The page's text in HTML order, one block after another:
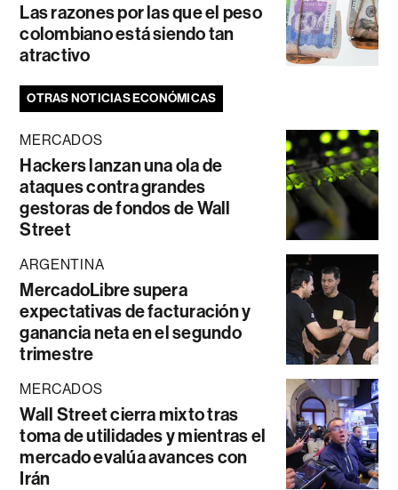
Las razones por las que el peso
colombiano está siendo tan
atractivo
OTRAS NOTICIAS ECONÓMICAS
MERCADOS
Hackers lanzan una ola de
ataques contra grandes
gestoras de fondos de Wall
Street
ARGENTINA
MercadoLibre supera
expectativas de facturación y
ganancia neta en el segundo
trimestre
MERCADOS
Wall Street cierra mixto tras
toma de utilidades y mientras el
mercado evalúa avances con
Irán